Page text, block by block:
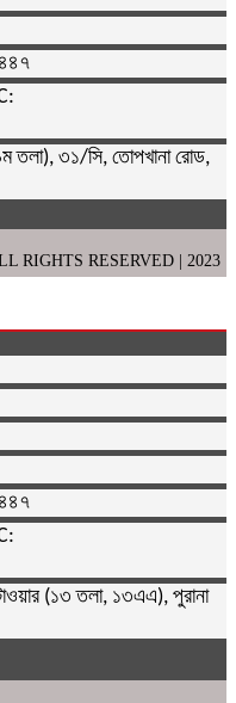
তলা), ৩১/সি, তোপখানা রোড,
RIGHTS RESERVED | 2023
(১৩ তলা, ১৩এএ), পুরানা